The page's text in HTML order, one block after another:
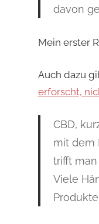
davon
Mein erster
Auch dazu
erforscht,
CBD,
mit dem
trifft
Viele